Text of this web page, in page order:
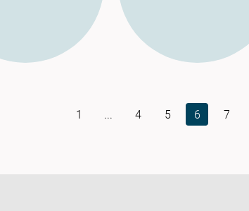
1 ... 4 5 6 7